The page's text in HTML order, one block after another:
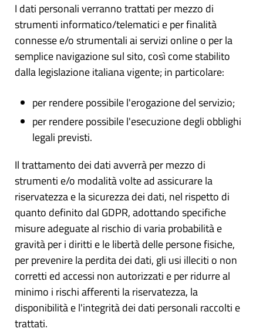
I dati personali verranno trattati per mezzo di
strumenti informatico/telematici e per finalità
connesse e/o strumentali ai servizi online o per la
semplice navigazione sul sito, così come stabilito
dalla legislazione italiana vigente; in particolare:
per rendere possibile l'erogazione del servizio;
per rendere possibile l'esecuzione degli obblighi
legali previsti.
Il trattamento dei dati avverrà per mezzo di
strumenti e/o modalità volte ad assicurare la
riservatezza e la sicurezza dei dati, nel rispetto di
quanto definito dal GDPR, adottando specifiche
misure adeguate al rischio di varia probabilità e
gravità per i diritti e le libertà delle persone fisiche,
per prevenire la perdita dei dati, gli usi illeciti o non
corretti ed accessi non autorizzati e per ridurre al
minimo i rischi afferenti la riservatezza, la
disponibilità e l'integrità dei dati personali raccolti e
trattati.